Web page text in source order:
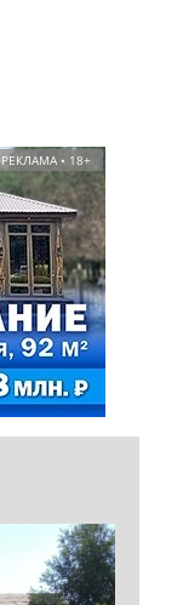
РЕКЛАМА • 18+